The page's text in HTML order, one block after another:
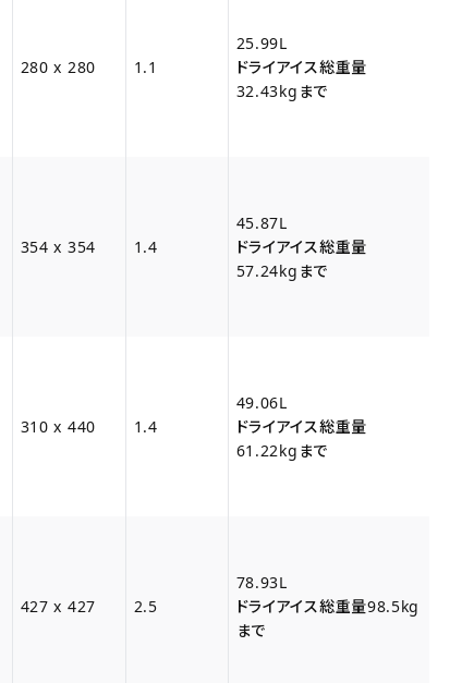
280 x 280 1.1
25.99L
ドライアイス総重量
32.43kgまで
354 x 354 1.4
45.87L
ドライアイス総重量
57.24kgまで
310 x 440 1.4
49.06L
ドライアイス総重量
61.22kgまで
427 x 427 2.5
78.93L
ドライアイス総重量98.5kg
まで